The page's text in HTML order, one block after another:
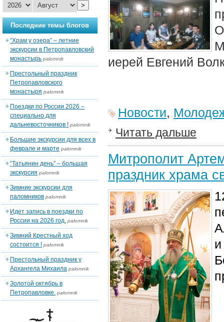
иерей Евгений
Новости,
Читать дальше
Митрополит
праздник храма
>
Последние темы блогов
“Храм у озера” – летние
экскурсии в Петропавловский
монастырь palomnik
Престольный праздник
Петропавловского
монастыря palomnik
Поездки по России 2026 –
специально для
дальневосточников ! palomnik
Большие экскурсии для всех в
феврале и марте palomnik
“Татьянин день” – большая
экскурсия palomnik
Зимние экскурсии для
паломников palomnik
Идет запись в поездки по
России на 2026 год. palomnik
Зимний Крестный ход
состоится ! palomnik
Престольный праздник у
Архангела Михаила palomnik
Золотой октябрь в
Петропавловке. palomnik